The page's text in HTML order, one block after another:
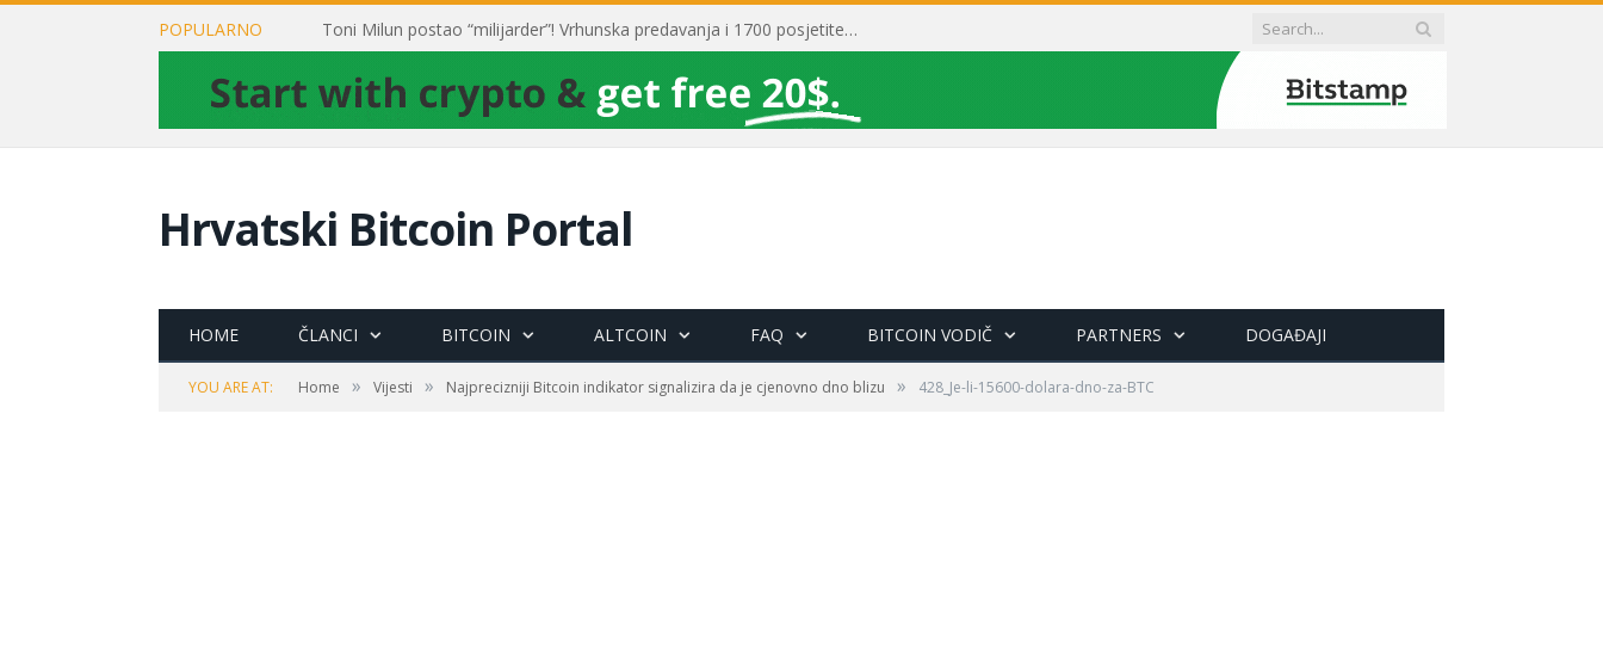
POPULARNO Toni Milun postao “milijarder”! Vrhunska predavanja i 1700 posjetitelja obilježili su mjesec financijske pismenosti
Hrvatski Bitcoin Portal
HOME ČLANCI BITCOIN ALTCOIN FAQ BITCOIN VODIČ PARTNERS DOGAĐAJI
YOU ARE AT: Home » Vijesti » Najprecizniji Bitcoin indikator signalizira da je cjenovno dno blizu » 428_Je-li-15600-dolara-dno-za-BTC